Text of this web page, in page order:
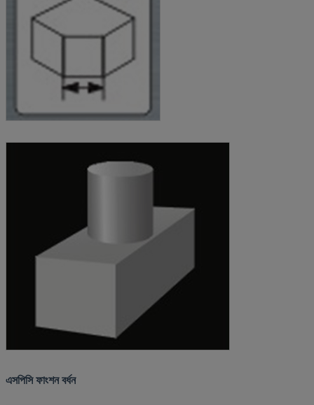
এসপিসি ফাংশন বর্ধন